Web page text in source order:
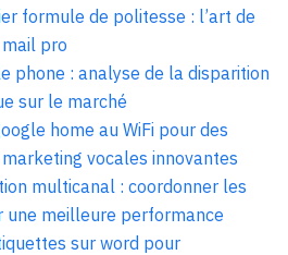
formule de politesse : l’art de
pro
phone : analyse de la disparition
sur le marché
home au WiFi pour des
vocales innovantes
multicanal : coordonner les
une meilleure performance
sur word pour